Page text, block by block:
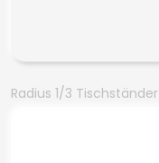
Radius 1/3 Tischständer